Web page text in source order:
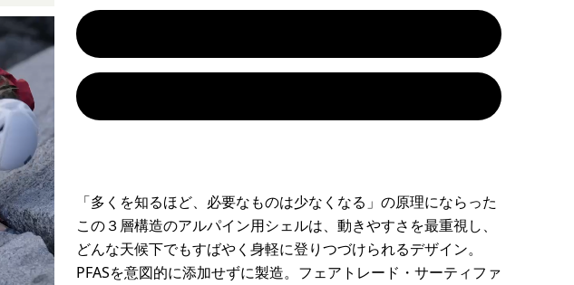
「多くを知るほど、必要なものは少なくなる」の原理にならった
この３層構造のアルパイン用シェルは、動きやすさを最重視し、
どんな天候下でもすばやく身軽に登りつづけられるデザイン。
PFASを意図的に添加せずに製造。フェアトレード・サーティファ